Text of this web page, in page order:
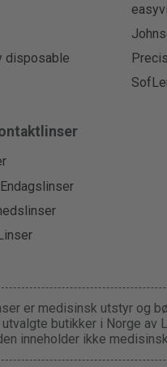
disposable
er medisinsk utstyr og
butikker i Norge av
inneholder ikke